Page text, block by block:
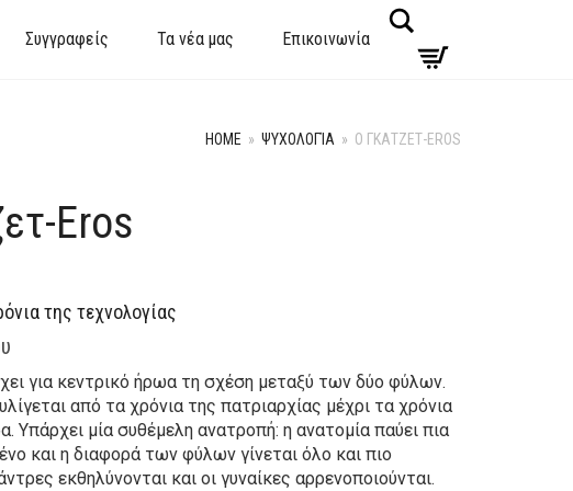
Συγγραφείς Τα νέα μας Επικοινωνία
HOME » ΨΥΧΟΛΟΓΊΑ » Ο ΓΚΑΤΖΕΤ-EROS
Eros
της τεχνολογίας
για κεντρικό ήρωα τη σχέση μεταξύ των δύο φύλων.
από τα χρόνια της πατριαρχίας μέχρι τα χρόνια
Υπάρχει μία συθέμελη ανατροπή: η ανατομία παύει πια
και η διαφορά των φύλων γίνεται όλο και πιο
εκθηλύνονται και οι γυναίκες αρρενοποιούνται.